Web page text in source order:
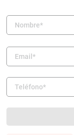
9.
bmw
10. citroen c4